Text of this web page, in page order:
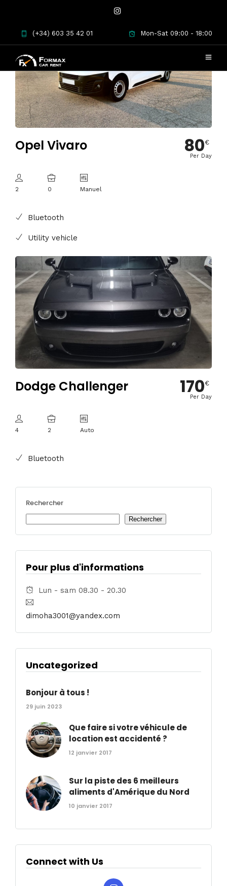
(+34) 603 35 42 01 Mon-Sat 09:00 - 18:00
Opel Vivaro
2 0 Manuel
Bluetooth
Utility vehicle
80€
Per Day
Dodge Challenger
4 2 Auto
Bluetooth
170€
Per Day
Rechercher
Rechercher
Pour plus d'informations
Lun - sam 08.30 - 20.30
dimoha3001@yandex.com
Uncategorized
Bonjour à tous !
29 juin 2023
Que faire si votre véhicule de
location est accidenté ?
12 janvier 2017
Sur la piste des 6 meilleurs
aliments d'Amérique du Nord
10 janvier 2017
Connect with Us